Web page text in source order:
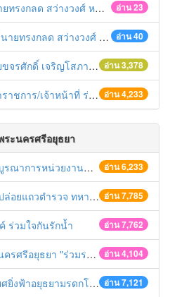
อ่าน 23
รใช้งานระบบสารบรรณอิเล็กทรอนิกส์ในการออกเลขที่หนังสืออัตโนมัติ
อ่าน 40
างสำนักงานจังหวัดพระนครศรีอยุธยาร่วมกิจกรรม Big Cleaning Day
อ่าน 3,378
เป็นประธานการประชุมสำนักงานจังหวัด
อ่าน 4,233
าที่ ร่วมแสดงความยินดี ผู้ว่าฯ
ระนครศรีอยุธยา
อ่าน 6,233
านค้าที่ยังฝ่าฝืนตั้งร้านค้ารุกล้ำเขตพื้นที่ทางหลวง เตรียมความปลอดภัยก่อนเทศกาลสงกรานต์
อ่าน 7,785
ถานีขนส่งรถโดยสาร วินรถตู้ และสถานีรถไฟ เตรียมรับมือเทศกาลสงกรานต์
อ่าน 7,762
ร่วมใจกันรักน้ำ
อ่าน 4,104
ฟหน้า คาดเข็มขัด" เทศกาลสงกรานต์ ปี 2561
อ่าน 7,121
งฟ้าอยุธยามรดกโลก